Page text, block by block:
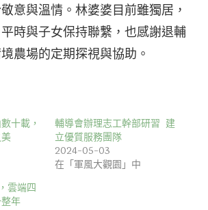
意與溫情。林婆婆目前雖獨居，
時與子女保持聯繫，也感謝退輔
農場的定期探視與協助。
十載，
輔導會辦理志工幹部研習 建
立優質服務團隊
2024-05-03
在「軍風大觀園」中
雲端四
年